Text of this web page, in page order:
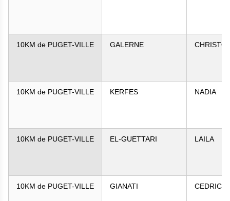
10KM de PUGET-VILLE GALERNE
10KM de PUGET-VILLE KERFES NADIA
10KM de PUGET-VILLE EL-GUETTARI LAILA
10KM de PUGET-VILLE GIANATI CEDRIC